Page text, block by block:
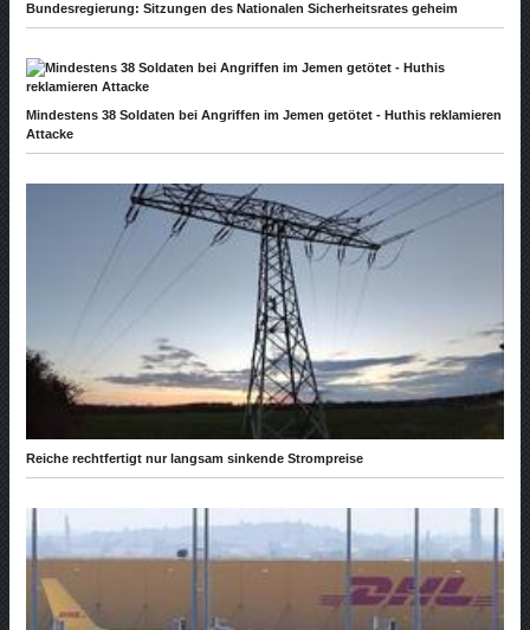
Bundesregierung: Sitzungen des Nationalen Sicherheitsrates geheim
Mindestens 38 Soldaten bei Angriffen im Jemen getötet - Huthis reklamieren
Attacke
Reiche rechtfertigt nur langsam sinkende Strompreise